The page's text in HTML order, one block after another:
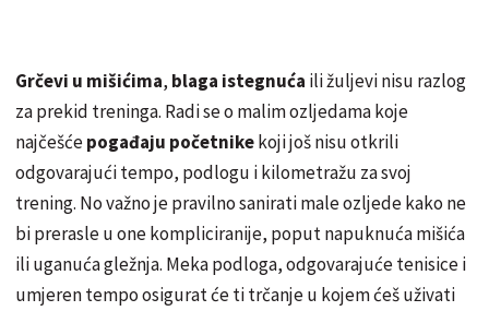
Grčevi u mišićima, blaga istegnuća ili žuljevi nisu razlog
za prekid treninga. Radi se o malim ozljedama koje
najčešćepogađaju početnikekoji još nisu otkrili
odgovarajući tempo, podlogu i kilometražu za svoj
trening. No važno je pravilno sanirati male ozljede kako ne
bi prerasle u one kompliciranije, poput napuknuća mišića
ili uganuća gležnja. Meka podloga, odgovarajuće tenisice i
umjeren tempo osigurat će ti trčanje u kojem ćešuživati